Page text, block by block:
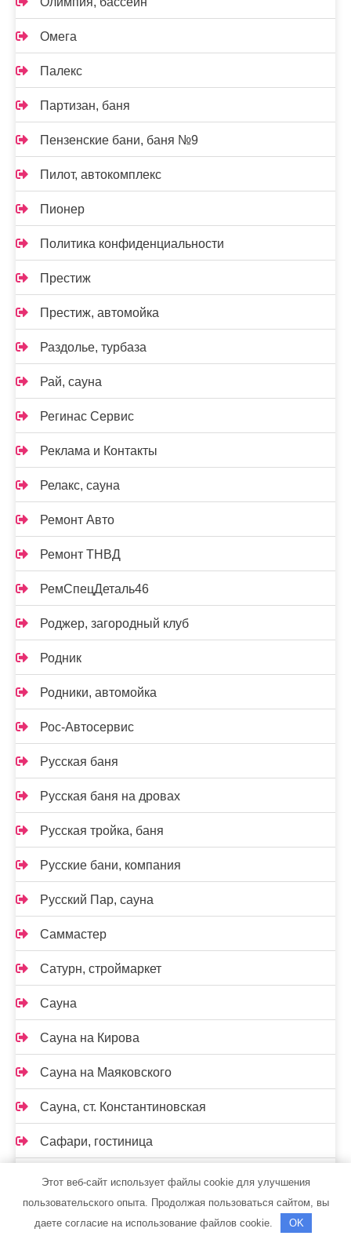
Омега
Палекс
Партизан, баня
Пензенские бани, баня №9
Пилот, автокомплекс
Пионер
Политика конфиденциальности
Престиж
Престиж, автомойка
Раздолье, турбаза
Рай, сауна
Регинас Сервис
Реклама и Контакты
Релакс, сауна
Ремонт Авто
Ремонт ТНВД
РемСпецДеталь46
Роджер, загородный клуб
Родник
Родники, автомойка
Рос-Автосервис
Русская баня
Русская баня на дровах
Русская тройка, баня
Русские бани, компания
Русский Пар, сауна
Саммастер
Сатурн, строймаркет
Сауна
Сауна на Кирова
Сауна на Маяковского
Сауна, ст. Константиновская
Сафари, гостиница
Семь+Я
Серый волк, баня
Этот веб-сайт использует файлы cookie для улучшения
пользовательского опыта. Продолжая пользоваться сайтом, вы
даете согласие на использование файлов cookie.
OK